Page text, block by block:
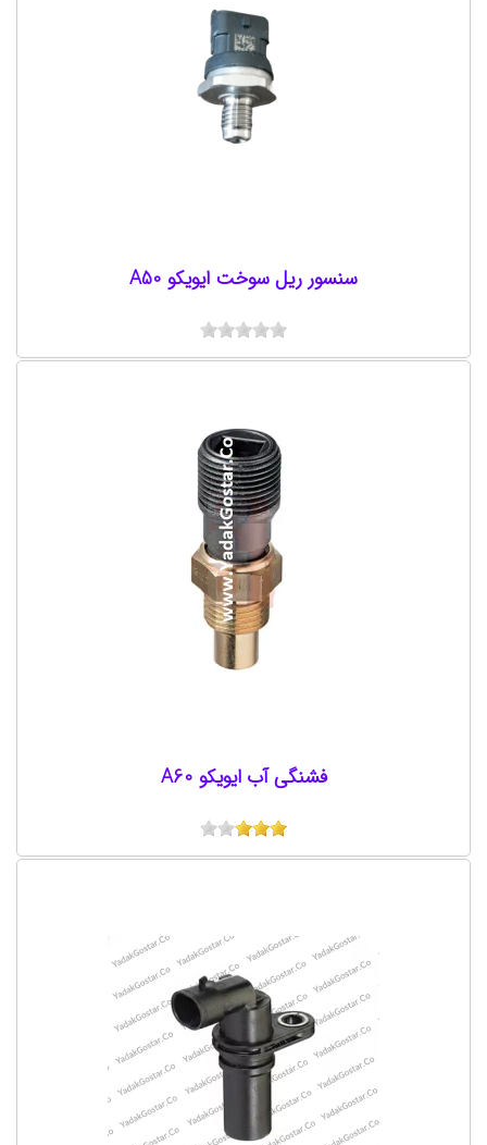
سنسور ریل سوخت ایویکو A50
فشنگی آب ایویکو A60